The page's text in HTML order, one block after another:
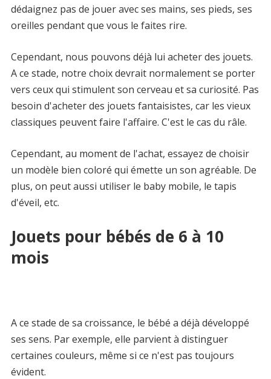
dédaignez pas de jouer avec ses mains, ses pieds, ses
oreilles pendant que vous le faites rire.
Cependant, nous pouvons déjà lui acheter des jouets.
A ce stade, notre choix devrait normalement se porter
vers ceux qui stimulent son cerveau et sa curiosité. Pas
besoin d'acheter des jouets fantaisistes, car les vieux
classiques peuvent faire l'affaire. C'est le cas du râle.
Cependant, au moment de l'achat, essayez de choisir
un modèle bien coloré qui émette un son agréable. De
plus, on peut aussi utiliser le baby mobile, le tapis
d'éveil, etc.
Jouets pour bébés de 6 à 10
mois
A ce stade de sa croissance, le bébé a déjà développé
ses sens. Par exemple, elle parvient à distinguer
certaines couleurs, même si ce n'est pas toujours
évident.